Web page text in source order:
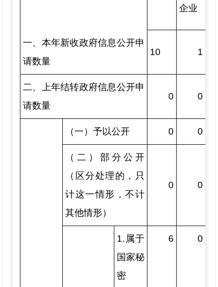
企业
一、本年新收政府信息公开申
请数量
10 1
二、上年结转政府信息公开申
请数量
0 0
（一）予以公开 0 0
（二）部分公开
（区分处理的，只
计这一情形，不计
其他情形）
0 0
1.属于
国家秘
密
6 0